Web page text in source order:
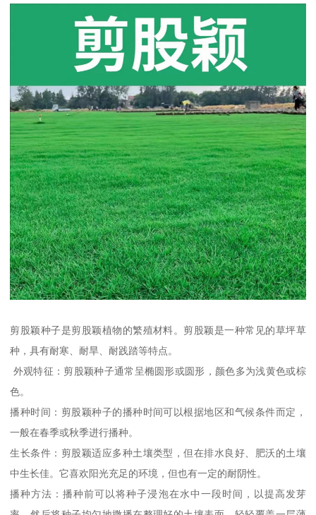
剪股颖种子是剪股颖植物的繁殖材料。剪股颖是一种常见的草坪草
种，具有耐寒、耐旱、耐践踏等特点。
外观特征：剪股颖种子通常呈椭圆形或圆形，颜色多为浅黄色或棕
色。
播种时间：剪股颖种子的播种时间可以根据地区和气候条件而定，
一般在春季或秋季进行播种。
生长条件：剪股颖适应多种土壤类型，但在排水良好、肥沃的土壤
中生长佳。它喜欢阳光充足的环境，但也有一定的耐阴性。
播种方法：播种前可以将种子浸泡在水中一段时间，以提高发芽